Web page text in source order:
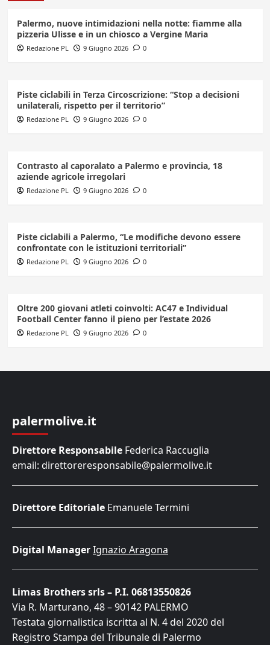
Palermo, nuove intimidazioni nella notte: fiamme alla
pizzeria Ulisse e in un chiosco a Vergine Maria
Redazione PL 9 Giugno 2026 0
Piste ciclabili in Terza Circoscrizione: “Stop a decisioni
unilaterali, rispetto per il territorio”
Redazione PL 9 Giugno 2026 0
Contrasto al caporalato a Palermo e provincia, 18
aziende agricole irregolari
Redazione PL 9 Giugno 2026 0
Piste ciclabili a Palermo, “Le modifiche devono essere
confrontate con le istituzioni territoriali”
Redazione PL 9 Giugno 2026 0
Oltre 200 giovani atleti coinvolti: AC47 e Individual
Football Center fanno il pieno per l’estate 2026
Redazione PL 9 Giugno 2026 0
palermolive.it
Direttore Responsabile Federica Raccuglia
email: direttoreresponsabile@palermolive.it
Direttore Editoriale Emanuele Termini
Digital ManagerIgnazio Aragona
Limas Brothers srls – P.I. 06813550826
Via R. Marturano, 48 – 90142 PALERMO
Testata giornalistica iscritta al N. 4 del 2020 del
Registro Stampa del Tribunale di Palermo